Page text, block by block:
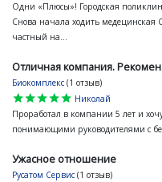
Одни «Плюсы»! Городская
Снова начала ходить медецинская
частный на...
Отличная компания.
Биокомплекс (1 отзыв)
star
star
star
star
star
Николай
Проработал в компании 5 лет и
понимающими руководителями с
Ужасное отношение
Русатом Сервис (1 отзыв)